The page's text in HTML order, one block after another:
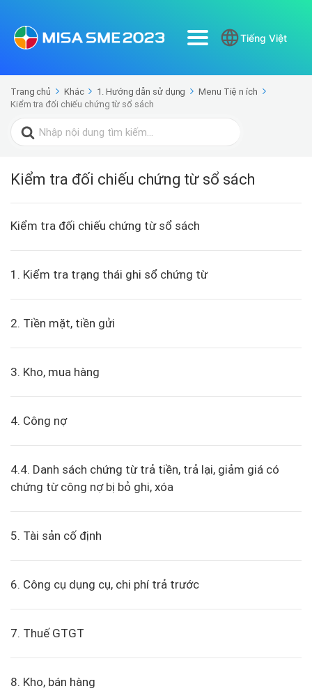
Tiếng Việt
Trang chủ Khác 1. Hướng dẫn sử dụng
Menu Tiện ích
Kiểm tra đối chiếu chứng từ sổ sách
Search
for:
Kiểm tra đối chiếu chứng từ sổ sách
Kiểm tra đối chiếu chứng từ sổ sách
1. Kiểm tra trạng thái ghi sổ chứng từ
2. Tiền mặt, tiền gửi
3. Kho, mua hàng
4. Công nợ
4.4. Danh sách chứng từ trả tiền, trả lại, giảm giá có
chứng từ công nợ bị bỏ ghi, xóa
5. Tài sản cố định
6. Công cụ dụng cụ, chi phí trả trước
7. Thuế GTGT
8. Kho, bán hàng